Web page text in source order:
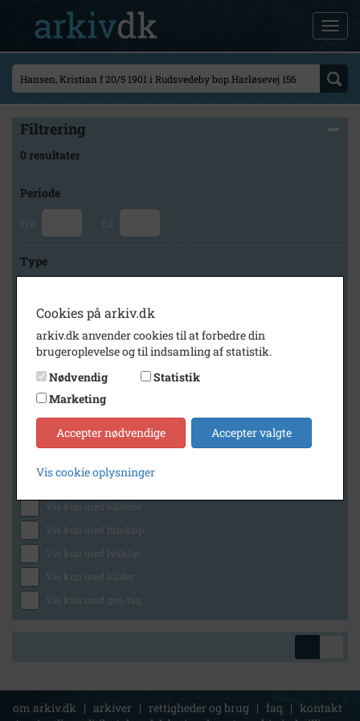
Filtrering
0 resultater
Periode
Fra Til
Type
Arkiv
Lokalarkivet Alsønderup -Tjæreby
Generelt
Vis kun med billeder
Vis kun med filmklip
Vis kun med lydklip
Vis kun med kilder
Vis kun med geo-tag
om arkiv.dk | arkiver | rettigheder og brug | faq | kontakt
Cookies på arkiv.dk
arkiv.dk anvender cookies til at forbedre din
brugeroplevelse og til indsamling af statistik.
Nødvendig
Statistik
Marketing
Accepter nødvendige Accepter valgte
Vis cookie oplysninger